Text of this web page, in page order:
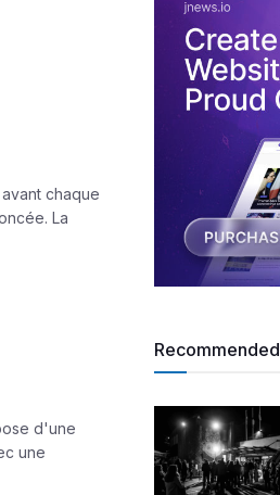
chaque
La
d'une
une
Recommended